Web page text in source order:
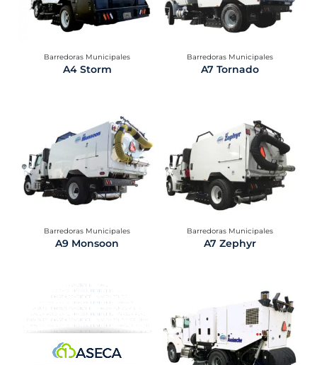
Barredoras Municipales​
A4 Storm
Barredoras Municipales​
A7 Tornado
Barredoras Municipales​
A9 Monsoon
Barredoras Municipales​
A7 Zephyr